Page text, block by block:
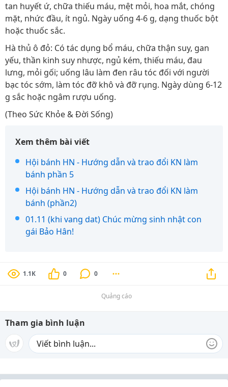
tan huyết ứ, chữa thiếu máu, mệt mỏi, hoa mắt, chóng
mặt, nhức đầu, ít ngủ. Ngày uống 4-6 g, dạng thuốc bột
hoặc thuốc sắc.
Hà thủ ô đỏ: Có tác dụng bổ máu, chữa thận suy, gan
yếu, thần kinh suy nhược, ngủ kém, thiếu máu, đau
lưng, mỏi gối; uống lâu làm đen râu tóc đối với người
bạc tóc sớm, làm tóc đỡ khô và đỡ rụng. Ngày dùng 6-12
g sắc hoặc ngâm rượu uống.
(Theo Sức Khỏe & Đời Sống)
Xem thêm bài viết
Hội bánh HN - Hướng dẫn và trao đổi KN làm
bánh phần 5
Hội bánh HN - Hướng dẫn và trao đổi KN làm
bánh (phần2)
01.11 (khi vang dat) Chúc mừng sinh nhật con
gái Bảo Hân!
1.1K 0 0
Quảng cáo
Tham gia bình luận